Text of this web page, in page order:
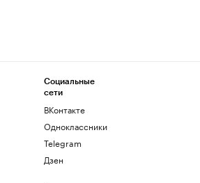
Социальные
сети
ВКонтакте
Одноклассники
Telegram
Дзен